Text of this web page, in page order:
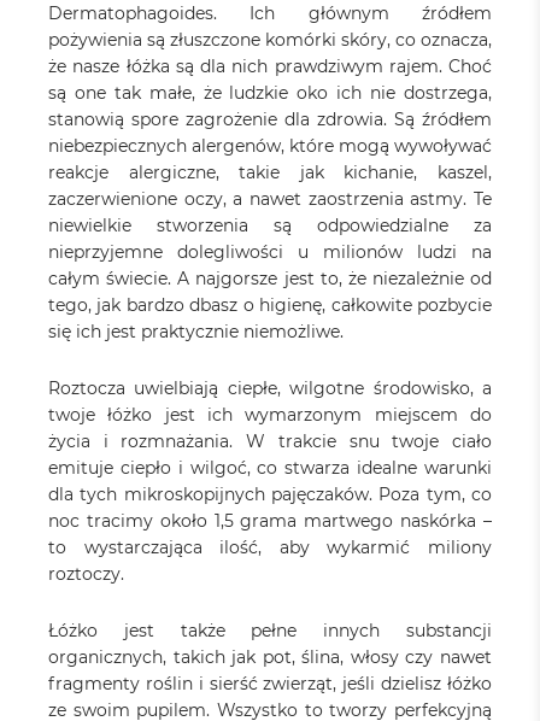
Dermatophagoides. Ich głównym źródłem
pożywienia są złuszczone komórki skóry, co oznacza,
że nasze łóżka są dla nich prawdziwym rajem. Choć
są one tak małe, że ludzkie oko ich nie dostrzega,
stanowią spore zagrożenie dla zdrowia. Są źródłem
niebezpiecznych alergenów, które mogą wywoływać
reakcje alergiczne, takie jak kichanie, kaszel,
zaczerwienione oczy, a nawet zaostrzenia astmy. Te
niewielkie stworzenia są odpowiedzialne za
nieprzyjemne dolegliwości u milionów ludzi na
całym świecie. A najgorsze jest to, że niezależnie od
tego, jak bardzo dbasz o higienę, całkowite pozbycie
się ich jest praktycznie niemożliwe.
Roztocza uwielbiają ciepłe, wilgotne środowisko, a
twoje łóżko jest ich wymarzonym miejscem do
życia i rozmnażania. W trakcie snu twoje ciało
emituje ciepło i wilgoć, co stwarza idealne warunki
dla tych mikroskopijnych pajęczaków. Poza tym, co
noc tracimy około 1,5 grama martwego naskórka –
to wystarczająca ilość, aby wykarmić miliony
roztoczy.
Łóżko jest także pełne innych substancji
organicznych, takich jak pot, ślina, włosy czy nawet
fragmenty roślin i sierść zwierząt, jeśli dzielisz łóżko
ze swoim pupilem. Wszystko to tworzy perfekcyjną